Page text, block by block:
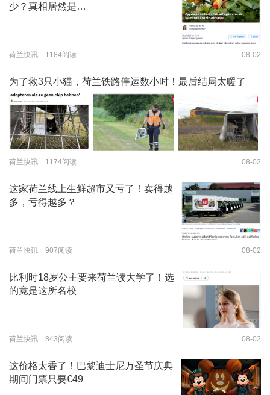
少？真相居然是…
荷兰快讯 1184阅读 08-02
为了救3只小猫，荷兰铁路停运数小时！最后结局太暖了
荷兰快讯 1174阅读 08-02
这家荷兰线上生鲜超市又亏了！卖得越
多，亏得越多？
荷兰快讯 907阅读 08-02
比利时18岁公主要来荷兰读大学了！选
的竟是这所名校
荷兰快讯 843阅读 08-02
这价格太香了！巴黎迪士尼万圣节庆典
期间门票只要€49